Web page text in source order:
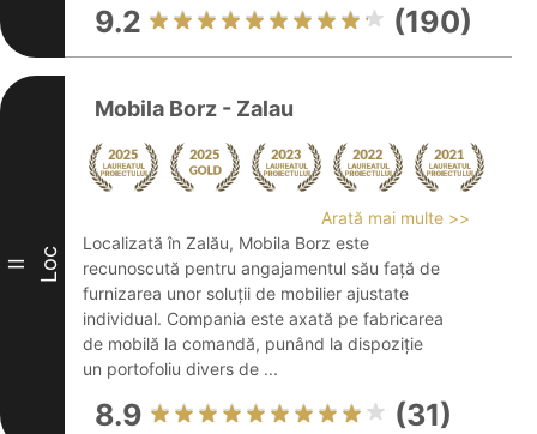
9.2 (190)
II Loc
Mobila Borz - Zalau
Arată mai multe >>
Localizată în Zalău, Mobila Borz este
recunoscută pentru angajamentul său față de
furnizarea unor soluții de mobilier ajustate
individual. Compania este axată pe fabricarea
de mobilă la comandă, punând la dispoziție
un portofoliu divers de ...
8.9 (31)